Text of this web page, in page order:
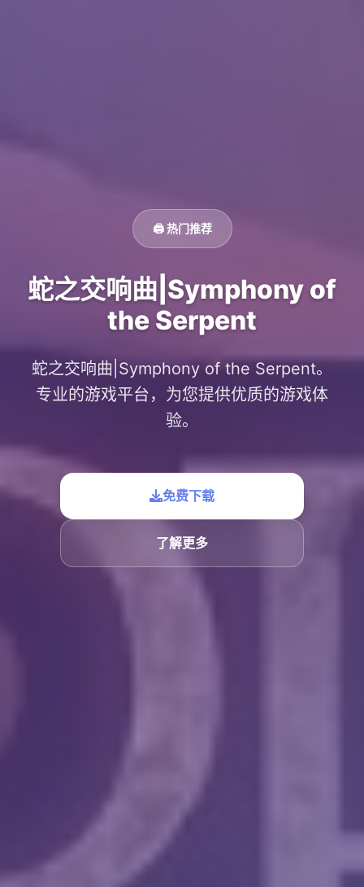
🖨️ 热门推荐
蛇之交响曲|Symphony of
the Serpent
蛇之交响曲|Symphony of the Serpent。
专业的游戏平台，为您提供优质的游戏体
验。
免费下载
了解更多